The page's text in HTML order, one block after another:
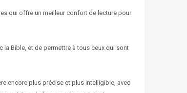
qui offre un meilleur confort de lecture pour
la Bible, et de permettre à tous ceux qui sont
encore plus précise et plus intelligible, avec